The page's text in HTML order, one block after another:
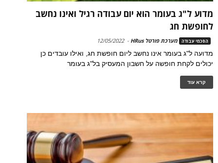
מדוע ל"ג בעומר הוא יום עבודה רגיל ואינו נחשב
לחופשת חג
הסכמי עבודה מערכת פורטל HRus -
12/05/2022
מדועה ל"ג בעומר אינו נחשב ליום חופשת חג, ואילו עובדים כן
יכולים לקחת חופשה על חשבון המעסיק בל"ג בעומר
קרא עוד